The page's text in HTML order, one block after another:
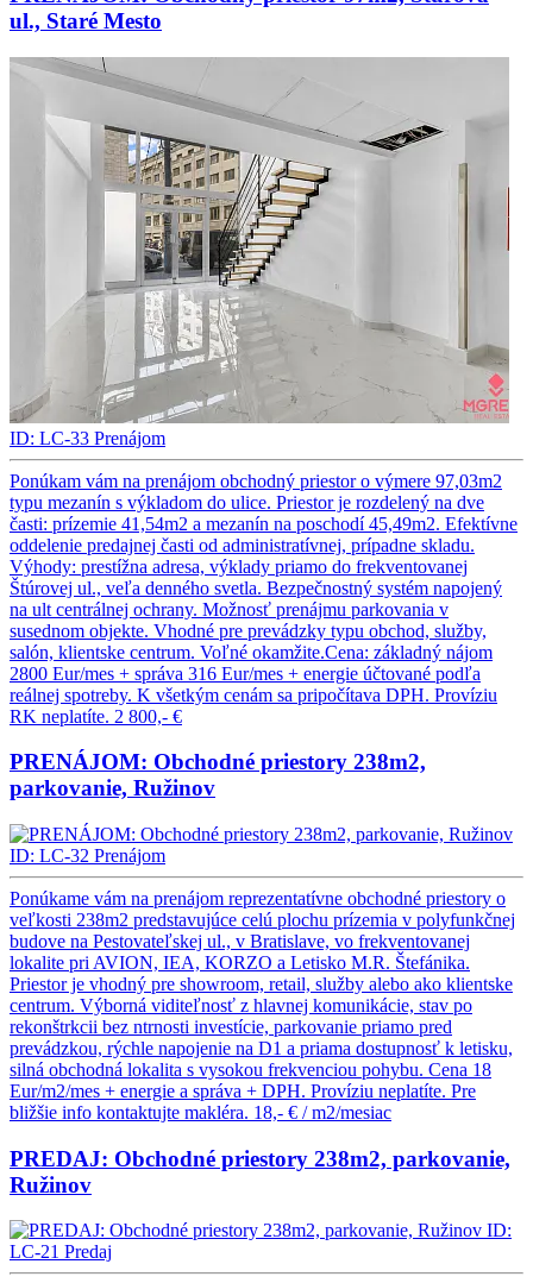
ul., Staré Mesto
ID: LC-33 Prenájom
Ponúkam vám na prenájom obchodný priestor o výmere 97,03m2
typu mezanín s výkladom do ulice. Priestor je rozdelený na dve
časti: prízemie 41,54m2 a mezanín na poschodí 45,49m2. Efektívne
oddelenie predajnej časti od administratívnej, prípadne skladu.
Výhody: prestížna adresa, výklady priamo do frekventovanej
Štúrovej ul., veľa denného svetla. Bezpečnostný systém napojený
na ult centrálnej ochrany. Možnosť prenájmu parkovania v
susednom objekte. Vhodné pre prevádzky typu obchod, služby,
salón, klientske centrum. Voľné okamžite.Cena: základný nájom
2800 Eur/mes + správa 316 Eur/mes + energie účtované podľa
reálnej spotreby. K všetkým cenám sa pripočítava DPH. Províziu
RK neplatíte. 2 800,- €
PRENÁJOM: Obchodné priestory 238m2,
parkovanie, Ružinov
ID: LC-32 Prenájom
Ponúkame vám na prenájom reprezentatívne obchodné priestory o
veľkosti 238m2 predstavujúce celú plochu prízemia v polyfunkčnej
budove na Pestovateľskej ul., v Bratislave, vo frekventovanej
lokalite pri AVION, IEA, KORZO a Letisko M.R. Štefánika.
Priestor je vhodný pre showroom, retail, služby alebo ako klientske
centrum. Výborná viditeľnosť z hlavnej komunikácie, stav po
rekonštrkcii bez ntrnosti investície, parkovanie priamo pred
prevádzkou, rýchle napojenie na D1 a priama dostupnosť k letisku,
silná obchodná lokalita s vysokou frekvenciou pohybu. Cena 18
Eur/m2/mes + energie a správa + DPH. Províziu neplatíte. Pre
bližšie info kontaktujte makléra. 18,- € / m2/mesiac
PREDAJ: Obchodné priestory 238m2, parkovanie,
Ružinov
ID:
LC-21 Predaj